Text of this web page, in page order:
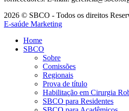
2026 © SBCO - Todos os direitos
E-saúde Marketing
Home
SBCO
Sobre
Comissões
Regionais
Prova de título
Habilitação em Cirurgia
SBCO para Residentes